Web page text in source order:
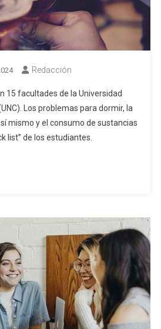
Redacción
15 facultades de la Universidad
Los problemas para dormir, la
mismo y el consumo de sustancias
list” de los estudiantes.